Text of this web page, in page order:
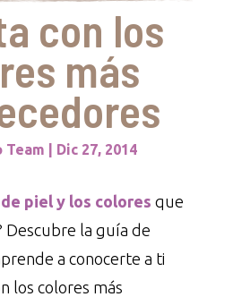
con los
más
Team Dic 27, 2014
piel y los colores que
Descubre la guía de
a conocerte a ti
los colores más